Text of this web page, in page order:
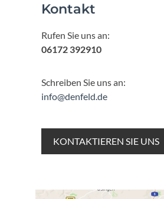
Kontakt
Rufen Sie uns an:
06172 392910
Schreiben Sie uns an:
info@denfeld.de
KONTAKTIEREN SIE UNS